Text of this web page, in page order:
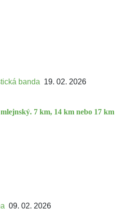
banda 19. 02. 2026
7 km, 14 km nebo 17 km
09. 02. 2026